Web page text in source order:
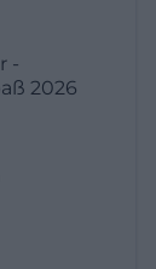
-
2026